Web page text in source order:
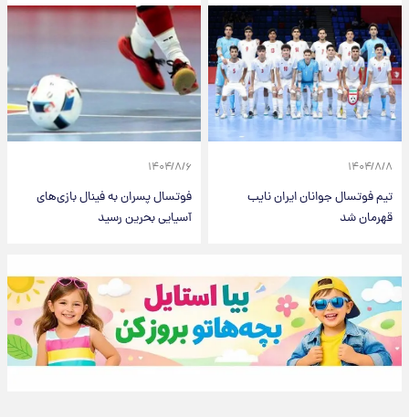
۱۴۰۴/۸/۸
تیم فوتسال جوانان ایران نایب
قهرمان شد
۱۴۰۴/۸/۶
فوتسال پسران به فینال بازی‌های
آسیایی بحرین رسید